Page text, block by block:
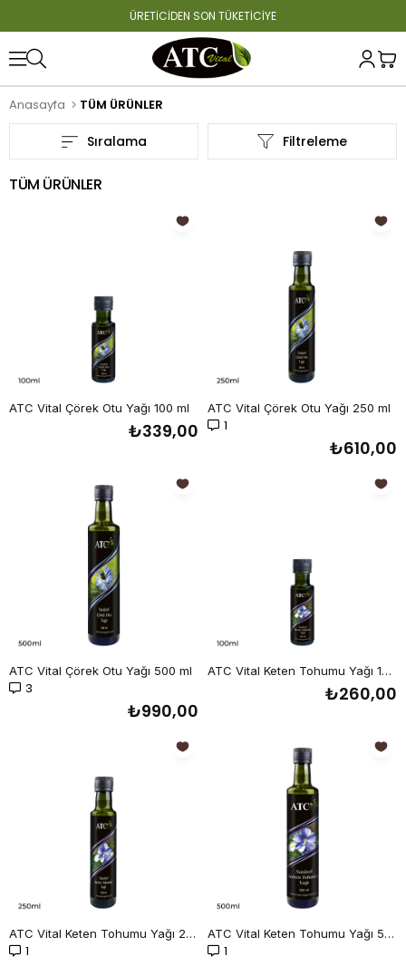
ÜRETİCİDEN SON TÜKETİCİYE
Anasayfa TÜM ÜRÜNLER
Filtreleme
Sıralama
TÜM ÜRÜNLER
ATC Vital Çörek Otu Yağı 100 ml
₺339,00
ATC Vital Çörek Otu Yağı 250 ml
1
₺610,00
ATC Vital Çörek Otu Yağı 500 ml
3
₺990,00
ATC Vital Keten Tohumu Yağı 100 ml
₺260,00
ATC Vital Keten Tohumu Yağı 250 ml
1
ATC Vital Keten Tohumu Yağı 500 ml
1